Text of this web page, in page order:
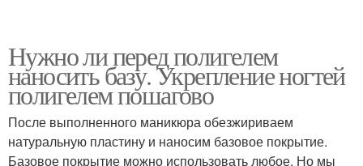
Нужно ли перед полигелем
наносить базу. Укрепление ногтей
полигелем пошагово
После выполненного маникюра обезжириваем
натуральную пластину и наносим базовое покрытие.
Базовое покрытие можно использовать любое. Но мы